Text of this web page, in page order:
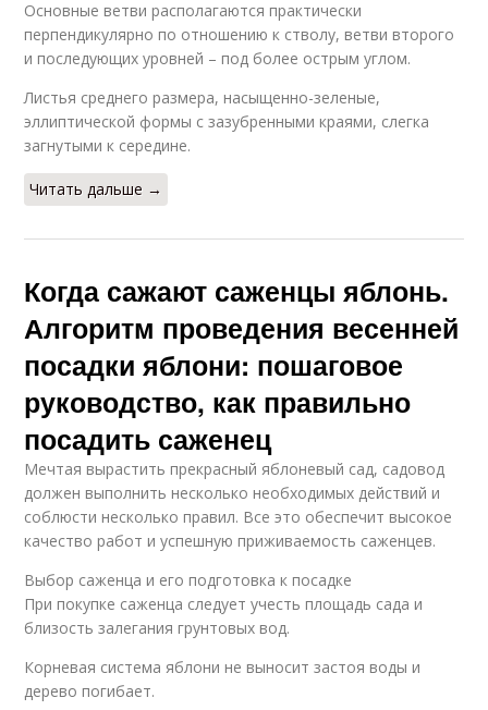
Основные ветви располагаются практически
перпендикулярно по отношению к стволу, ветви второго
и последующих уровней – под более острым углом.
Листья среднего размера, насыщенно-зеленые,
эллиптической формы с зазубренными краями, слегка
загнутыми к середине.
Читать дальше →
Когда сажают саженцы яблонь.
Алгоритм проведения весенней
посадки яблони: пошаговое
руководство, как правильно
посадить саженец
Мечтая вырастить прекрасный яблоневый сад, садовод
должен выполнить несколько необходимых действий и
соблюсти несколько правил. Все это обеспечит высокое
качество работ и успешную приживаемость саженцев.
Выбор саженца и его подготовка к посадке
При покупке саженца следует учесть площадь сада и
близость залегания грунтовых вод.
Корневая система яблони не выносит застоя воды и
дерево погибает.